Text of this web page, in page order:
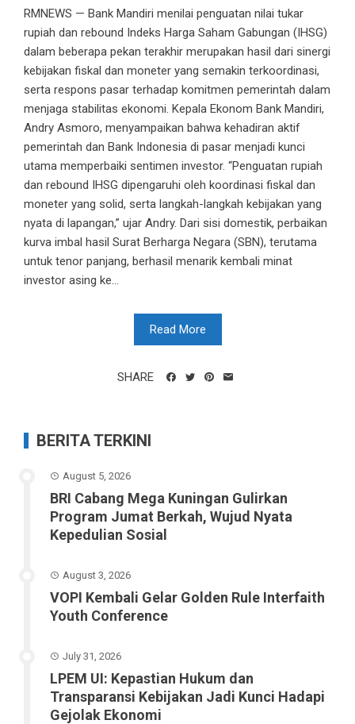
RMNEWS — Bank Mandiri menilai penguatan nilai tukar
rupiah dan rebound Indeks Harga Saham Gabungan (IHSG)
dalam beberapa pekan terakhir merupakan hasil dari sinergi
kebijakan fiskal dan moneter yang semakin terkoordinasi,
serta respons pasar terhadap komitmen pemerintah dalam
menjaga stabilitas ekonomi. Kepala Ekonom Bank Mandiri,
Andry Asmoro, menyampaikan bahwa kehadiran aktif
pemerintah dan Bank Indonesia di pasar menjadi kunci
utama memperbaiki sentimen investor. “Penguatan rupiah
dan rebound IHSG dipengaruhi oleh koordinasi fiskal dan
moneter yang solid, serta langkah-langkah kebijakan yang
nyata di lapangan,” ujar Andry. Dari sisi domestik, perbaikan
kurva imbal hasil Surat Berharga Negara (SBN), terutama
untuk tenor panjang, berhasil menarik kembali minat
investor asing ke...
Read More
SHARE
BERITA TERKINI
August 5, 2026
BRI Cabang Mega Kuningan Gulirkan
Program Jumat Berkah, Wujud Nyata
Kepedulian Sosial
August 3, 2026
VOPI Kembali Gelar Golden Rule Interfaith
Youth Conference
July 31, 2026
LPEM UI: Kepastian Hukum dan
Transparansi Kebijakan Jadi Kunci Hadapi
Gejolak Ekonomi